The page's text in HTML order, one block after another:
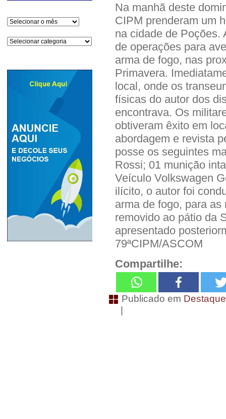
Arquivos
Categorias
Na manhã deste
CIPM prenderam um
na cidade de Poções.
de operações para
arma de fogo, nas
Primavera.
local, onde os
físicas do autor dos
encontrava. Os
obtiveram êxito em
abordagem e revista
posse os seguintes
Rossi; 01 munição
Veículo Volkswagen
ilícito, o autor foi
arma de fogo, para
removido ao pátio da
apresentado
79ªCIPM/ASCOM
Compartilhe:
Publicado em
|